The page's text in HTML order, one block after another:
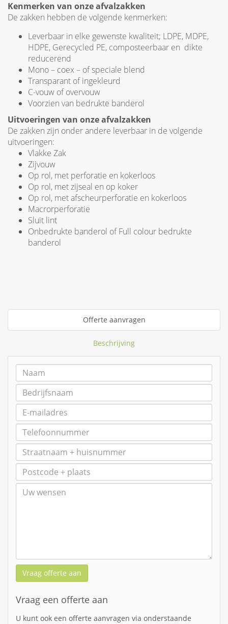
Kenmerken van onze afvalzakken
De zakken hebben de volgende kenmerken:
Leverbaar in elke gewenste kwaliteit; LDPE, MDPE,
HDPE, Gerecycled PE, composteerbaar en dikte
reducerend
Mono – coex – of speciale blend
Transparant of ingekleurd
C-vouw of overvouw
Voorzien van bedrukte banderol
Uitvoeringen van onze afvalzakken
De zakken zijn onder andere leverbaar in de volgende
uitvoeringen:
Vlakke Zak
Zijvouw
Op rol, met perforatie en kokerloos
Op rol, met zijseal en op koker
Op rol, met afscheurperforatie en kokerloos
Macrorperforatie
Sluit lint
Onbedrukte banderol of Full colour bedrukte
banderol
Offerte aanvragen
Beschrijving
Vraag offerte aan
Vraag een offerte aan
U kunt ook een offerte aanvragen via onderstaande